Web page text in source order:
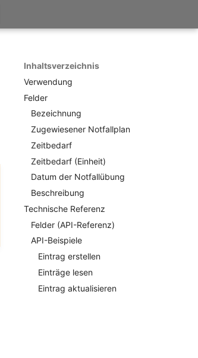
Inhaltsverzeichnis
Verwendung
Felder
Bezeichnung
Zugewiesener Notfallplan
Zeitbedarf
Zeitbedarf (Einheit)
Datum der Notfallübung
Beschreibung
Technische Referenz
Felder (API-Referenz)
API-Beispiele
Eintrag erstellen
Einträge lesen
Eintrag aktualisieren